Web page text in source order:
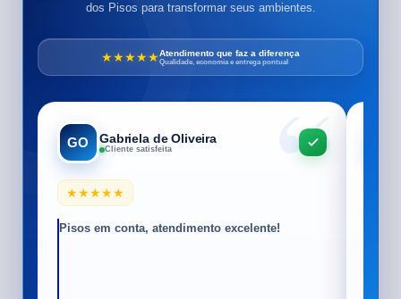
dos Pisos para transformar seus ambientes.
★★★★★Atendimento que faz a diferença
Qualidade, economia e entrega pontual
GO Gabriela de Oliveira
Cliente satisfeita
★★★★★
Pisos em conta, atendimento excelente!